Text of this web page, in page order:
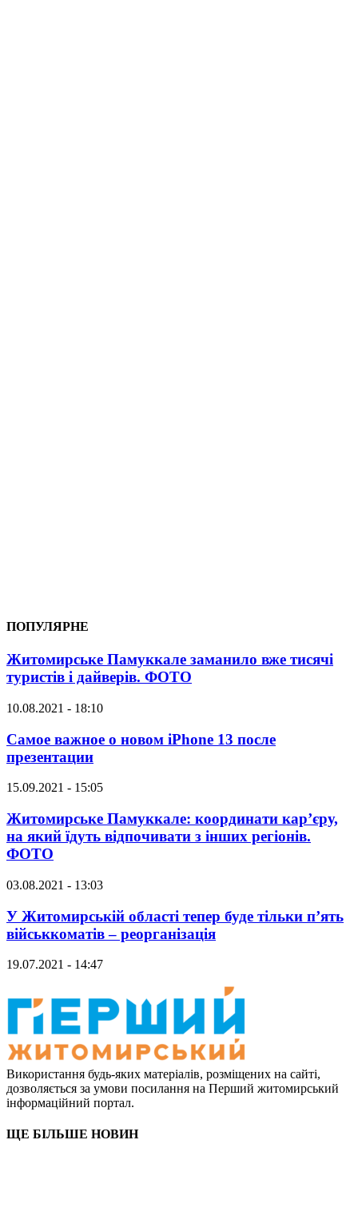
ПОПУЛЯРНЕ
Житомирське Памуккале заманило вже тисячі
туристів і дайверів. ФОТО
10.08.2021 - 18:10
Самое важное о новом iPhone 13 после
презентации
15.09.2021 - 15:05
Житомирське Памуккале: координати кар’єру,
на який їдуть відпочивати з інших регіонів.
ФОТО
03.08.2021 - 13:03
У Житомирській області тепер буде тільки п’ять
військкоматів – реорганізація
19.07.2021 - 14:47
Використання будь-яких матеріалів, розміщених на сайті,
дозволяється за умови посилання на Перший житомирський
інформаційний портал.
ЩЕ БІЛЬШЕ НОВИН